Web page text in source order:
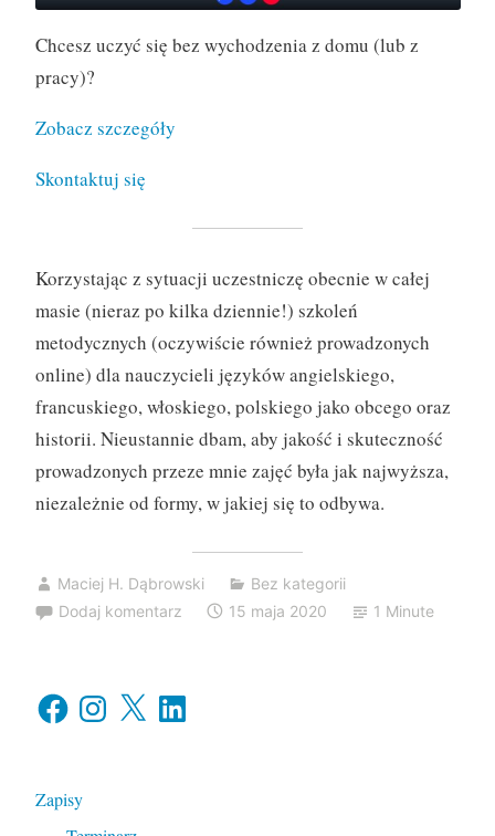
Chcesz uczyć się bez wychodzenia z domu (lub z
pracy)?
Zobacz szczegóły
Skontaktuj się
Korzystając z sytuacji uczestniczę obecnie w całej
masie (nieraz po kilka dziennie!) szkoleń
metodycznych (oczywiście również prowadzonych
online) dla nauczycieli języków angielskiego,
francuskiego, włoskiego, polskiego jako obcego oraz
historii. Nieustannie dbam, aby jakość i skuteczność
prowadzonych przeze mnie zajęć była jak najwyższa,
niezależnie od formy, w jakiej się to odbywa.
Maciej H. Dąbrowski
Bez kategorii
Dodaj komentarz
15 maja 2020 1 Minute
FacebookInstagram
X LinkedIn
Zapisy